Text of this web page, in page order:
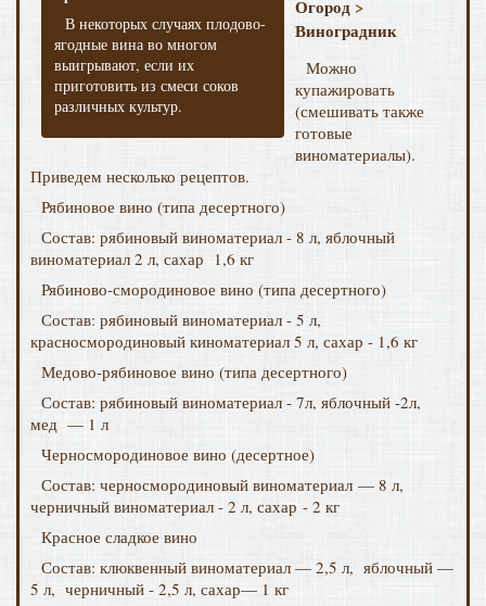
В некоторых случаях плодово-
ягодные вина во многом
выигрывают, если их
приготовить из смеси соков
различных культур.
Огород >
Виноградник
Можно
купажировать
(смешивать также
готовые
виноматериалы).
Приведем несколько рецептов.
Рябиновое вино (типа десертного)
Состав: рябиновый виноматериал - 8 л, яблочный
виноматериал 2 л, сахар 1,6 кг
Рябиново-смородиновое вино (типа десертного)
Состав: рябиновый виноматериал - 5 л,
красносмородиновый киноматериал 5 л, сахар - 1,6 кг
Медово-рябиновое вино (типа десертного)
Состав: рябиновый виноматериал - 7л, яблочный -2л,
мед — 1 л
Черносмородиновое вино (десертное)
Состав: черносмородиновый виноматериал — 8 л,
черничный виноматериал - 2 л, сахар - 2 кг
Красное сладкое вино
Состав: клюквенный виноматериал — 2,5 л, яблочный —
5 л, черничный - 2,5 л, сахар— 1 кг